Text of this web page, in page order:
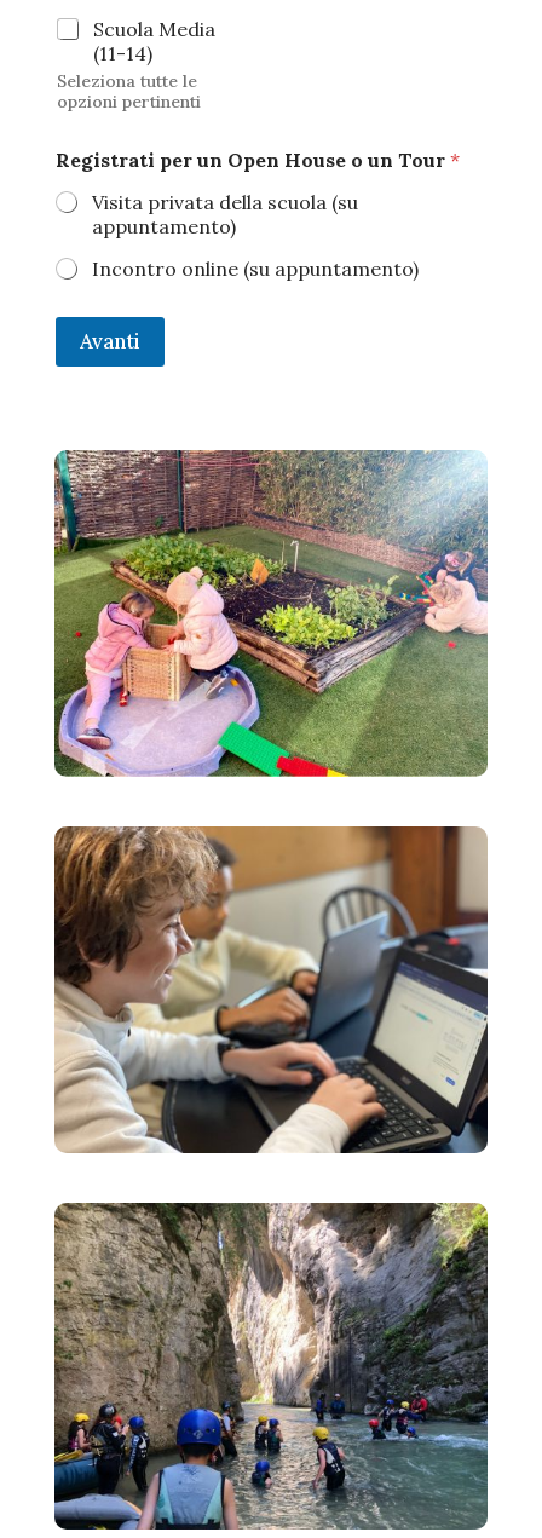
Scuola Media
(11-14)
Seleziona tutte le
opzioni pertinenti
Registrati per un Open House o un Tour *
Visita privata della scuola (su
appuntamento)
Incontro online (su appuntamento)
Avanti